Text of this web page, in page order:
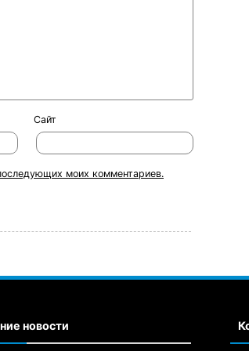
Сайт
моих комментариев.
новости